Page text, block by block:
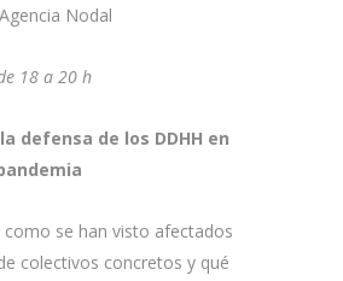
Nodal
18 a 20 h
defensa de los DDHH en
como se han visto afectados
colectivos concretos y qué